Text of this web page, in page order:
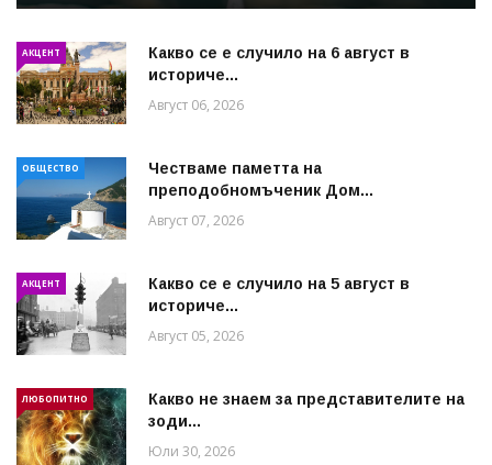
АКЦЕНТ
Какво се е случило на 6 август в
историче...
Август 06, 2026
ОБЩЕСТВО
Честваме паметта на
преподобномъченик Дом...
Август 07, 2026
АКЦЕНТ
Какво се е случило на 5 август в
историче...
Август 05, 2026
ЛЮБОПИТНО
Какво не знаем за представителите на
зоди...
Юли 30, 2026